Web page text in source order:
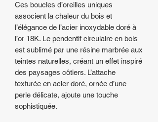
Ces boucles d’oreilles uniques
associent la chaleur du bois et
l’élégance de l’acier inoxydable doré à
l’or 18K. Le pendentif circulaire en bois
est sublimé par une résine marbrée aux
teintes naturelles, créant un effet inspiré
des paysages côtiers. L’attache
texturée en acier doré, ornée d’une
perle délicate, ajoute une touche
sophistiquée.